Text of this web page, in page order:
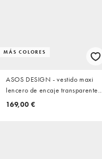
MÁS COLORES
ASOS DESIGN - vestido maxi
lencero de encaje transparente
con adorno colocado en amarillo
169,00 €